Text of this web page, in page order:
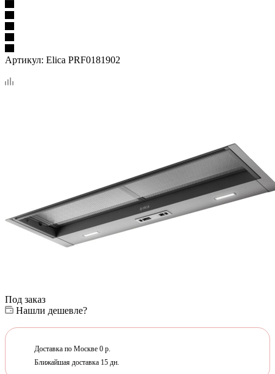
Артикул: Elica PRF0181902
Под заказ
Нашли дешевле?
Доставка по Москве 0 р.
Ближайшая доставка 15 дн.